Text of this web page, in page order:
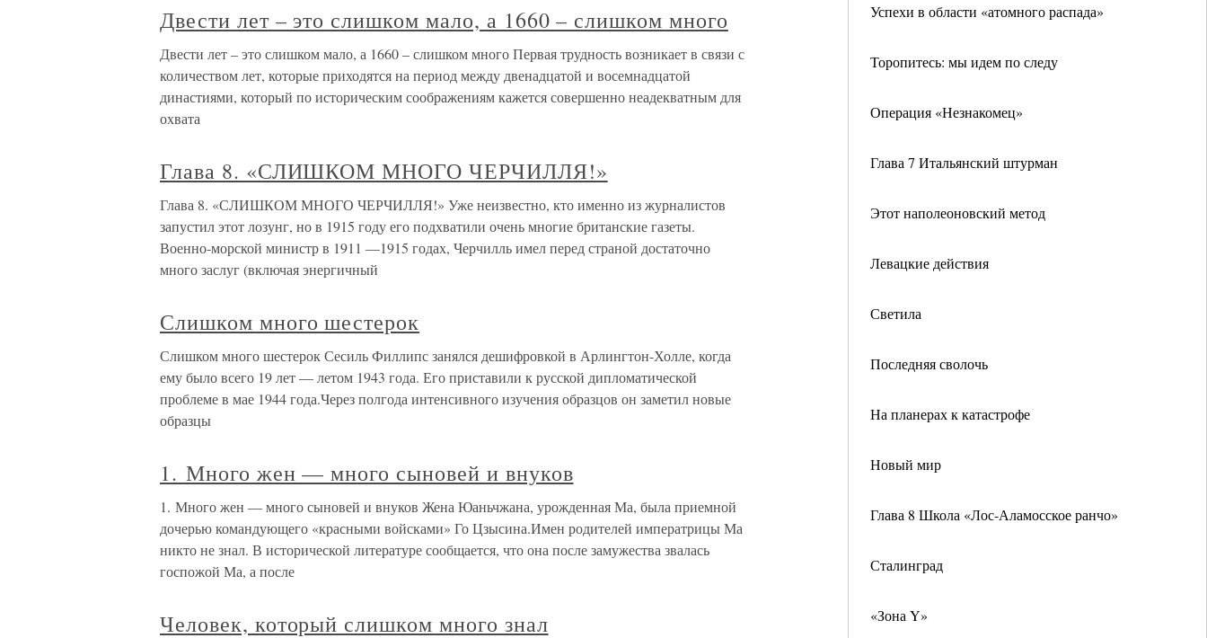
Успехи в области «атомного распада»
Торопитесь: мы идем по следу
Операция «Незнакомец»
Глава 7 Итальянский штурман
Этот наполеоновский метод
Левацкие действия
Светила
Последняя сволочь
На планерах к катастрофе
Новый мир
Глава 8 Школа «Лос-Аламосское ранчо»
Сталинград
«Зона Y»
Двести лет – это слишком мало, а 1660 – слишком много
Двести лет – это слишком мало, а 1660 – слишком много Первая трудность возникает в связи с
количеством лет, которые приходятся на период между двенадцатой и восемнадцатой
династиями, который по историческим соображениям кажется совершенно неадекватным для
охвата
Глава 8. «СЛИШКОМ МНОГО ЧЕРЧИЛЛЯ!»
Глава 8. «СЛИШКОМ МНОГО ЧЕРЧИЛЛЯ!» Уже неизвестно, кто именно из журналистов
запустил этот лозунг, но в 1915 году его подхватили очень многие британские газеты.
Военно-морской министр в 1911 —1915 годах, Черчилль имел перед страной достаточно
много заслуг (включая энергичный
Слишком много шестерок
Слишком много шестерок Сесиль Филлипс занялся дешифровкой в Арлингтон-Холле, когда
ему было всего 19 лет — летом 1943 года. Его приставили к русской дипломатической
проблеме в мае 1944 года.Через полгода интенсивного изучения образцов он заметил новые
образцы
1. Много жен — много сыновей и внуков
1. Много жен — много сыновей и внуков Жена Юаньчжана, урожденная Ма, была приемной
дочерью командующего «красными войсками» Го Цзысина.Имен родителей императрицы Ма
никто не знал. В исторической литературе сообщается, что она после замужества звалась
госпожой Ма, а после
Человек, который слишком много знал